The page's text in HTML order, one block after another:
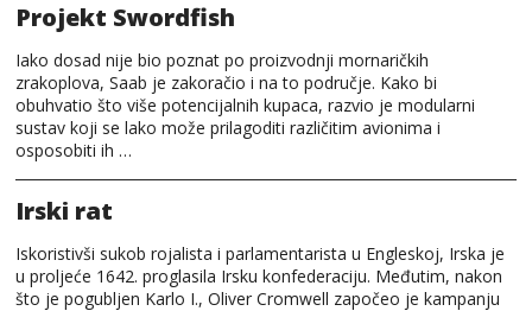
Projekt Swordfish
Iako dosad nije bio poznat po proizvodnji mornaričkih
zrakoplova, Saab je zakoračio i na to područje. Kako bi
obuhvatio što više potencijalnih kupaca, razvio je modularni
sustav koji se lako može prilagoditi različitim avionima i
osposobiti ih …
Irski rat
Iskoristivši sukob rojalista i parlamentarista u Engleskoj, Irska je
u proljeće 1642. proglasila Irsku konfederaciju. Međutim, nakon
što je pogubljen Karlo I., Oliver Cromwell započeo je kampanju